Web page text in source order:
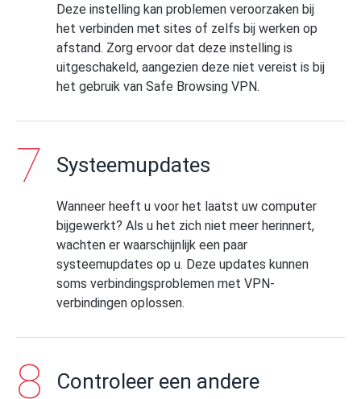
Deze instelling kan problemen veroorzaken bij
het verbinden met sites of zelfs bij werken op
afstand. Zorg ervoor dat deze instelling is
uitgeschakeld, aangezien deze niet vereist is bij
het gebruik van Safe Browsing VPN.
Systeemupdates
Wanneer heeft u voor het laatst uw computer
bijgewerkt? Als u het zich niet meer herinnert,
wachten er waarschijnlijk een paar
systeemupdates op u. Deze updates kunnen
soms verbindingsproblemen met VPN-
verbindingen oplossen.
Controleer een andere